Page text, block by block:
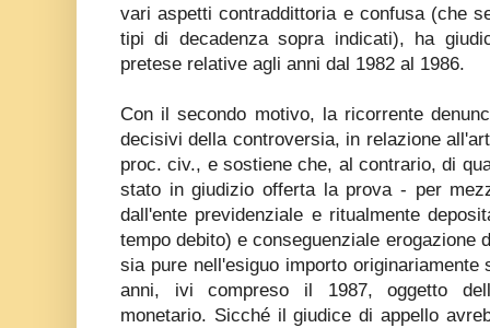
vari aspetti contraddittoria e confusa (che
tipi di decadenza sopra indicati), ha
pretese relative agli anni dal 1982 al 1986.
Con il secondo motivo, la ricorrente
decisivi della controversia, in relazione
proc. civ., e sostiene che, al contrario, di
stato in giudizio offerta la prova - per
dall'ente previdenziale e ritualmente
tempo debito) e conseguenziale erogazione
sia pure nell'esiguo importo
anni, ivi compreso il 1987, oggetto
monetario. Sicché il giudice di appello